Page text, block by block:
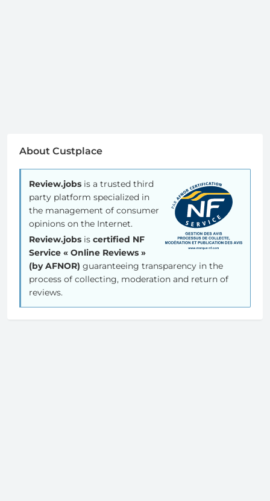
About Custplace
Review.jobs is a trusted third
party platform specialized in
the management of consumer
opinions on the Internet.
Review.jobs is certified NF
Service « Online Reviews »
(by AFNOR) guaranteeing transparency in the
process of collecting, moderation and return of
reviews.